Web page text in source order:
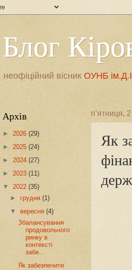
Блог
неофіційний вісник ОУНБ
пʼятниця,
Як
Архів
► 2026 (29)
► 2025 (24)
► 2024 (27)
► 2023 (11)
▼ 2022 (35)
►грудня(1)
▼вересня(4)
Збалансування
продовольчого
ринку в
контексті
забе...
Як забезпечити